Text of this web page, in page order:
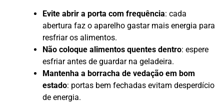
Evite abrir a porta com frequência: cada
abertura faz o aparelho gastar mais energia para
resfriar os alimentos.
Não coloque alimentos quentes dentro: espere
esfriar antes de guardar na geladeira.
Mantenha a borracha de vedação em bom
estado: portas bem fechadas evitam desperdício
de energia.